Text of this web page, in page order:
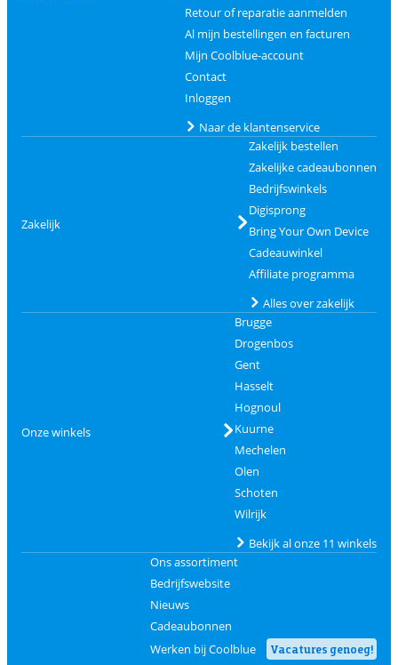
Retour of reparatie aanmelden
Al mijn bestellingen en facturen
Mijn Coolblue-account
Contact
Inloggen
Naar de klantenservice
Zakelijk
Zakelijk bestellen
Zakelijke cadeaubonnen
Bedrijfswinkels
Digisprong
Bring Your Own Device
Cadeauwinkel
Affiliate programma
Alles over zakelijk
Onze winkels
Brugge
Drogenbos
Gent
Hasselt
Hognoul
Kuurne
Mechelen
Olen
Schoten
Wilrijk
Bekijk al onze 11 winkels
Ons assortiment
Bedrijfswebsite
Nieuws
Cadeaubonnen
Werken bij Coolblue
Vacatures genoeg!